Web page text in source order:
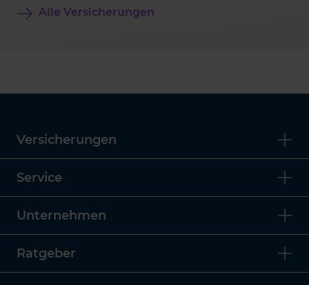
Alle Versicherungen
Versicherungen
Service
Unternehmen
Ratgeber